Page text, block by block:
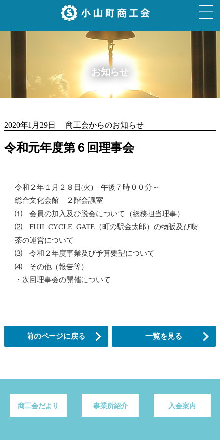
お知らせ
2020年1月29日 商工会からのお知らせ
令和元年度第６回理事会
令和２年１月２８日(火) 午後７時００分～
総合文化会館 ２階会議室
⑴ 会員の加入及び脱会について（総務担当理事）
⑵ FUJI CYCLE GATE（町の駅金太郎）の物販及び喫
茶の運営について
⑶ 令和２年度事業及び予算要望について
⑷ その他（報告等）
・次回理事会の開催について
前のページに戻る 一覧を見る
商工会だより 事業所紹介 入会案内